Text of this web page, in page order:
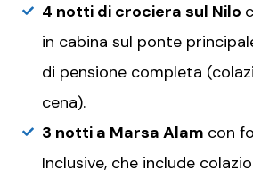
4 notti di crociera sul Nilo
in cabina sul ponte
di pensione completa
cena).
3 notti a Marsa Alam con
Inclusive, che include